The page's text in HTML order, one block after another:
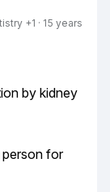
+1 · 15 years
by kidney
person for